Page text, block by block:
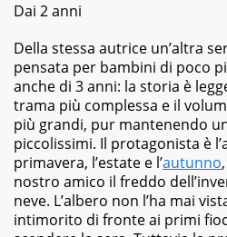
Dai 2 anni
Della stessa autrice un’altra
pensata per bambini di poco
anche di 3 anni: la storia è
trama più complessa e il
più grandi, pur mantenendo
piccolissimi. Il protagonista è
primavera, l’estate e l’autunno
nostro amico il freddo
neve. L’albero non l’ha mai
intimorito di fronte ai primi